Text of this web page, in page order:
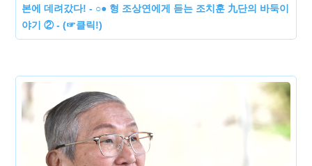
본에 데려갔다! - ○● 형 조상연에게 듣는 조치훈 九단의 바둑이
야기 ② - (☞클릭!)